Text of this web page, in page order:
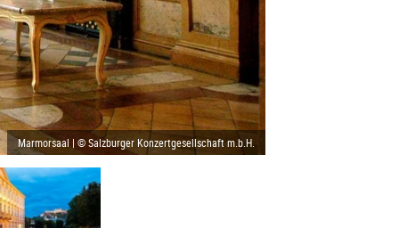
Marmorsaal | © Salzburger Konzertgesellschaft m.b.H.